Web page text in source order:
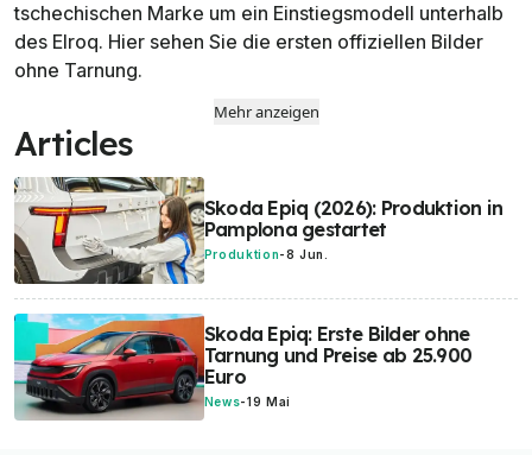
tschechischen Marke um ein Einstiegsmodell unterhalb
des Elroq. Hier sehen Sie die ersten offiziellen Bilder
ohne Tarnung.
Mehr anzeigen
Articles
Skoda Epiq (2026): Produktion in
Pamplona gestartet
Produktion-8 Jun.
Skoda Epiq: Erste Bilder ohne
Tarnung und Preise ab 25.900
Euro
News-19 Mai